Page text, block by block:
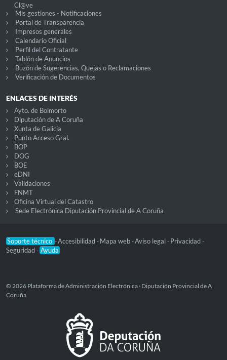
Cl@ve
Mis gestiones - Notificaciones
Portal de Transparencia
Impresos generales
Calendario Oficial
Perfil del Contratante
Tablón de Anuncios
Buzón de Sugerencias, Quejas o Reclamaciones
Verificación de Documentos
ENLACES DE INTERÉS
Ayto. de Boimorto
Diputación de A Coruña
Xunta de Galicia
Punto Acceso Gral.
BOP
DOG
BOE
eDNI
Validaciones
FNMT
Oficina Virtual del Catastro
Sede Electrónica Diputación Provincial de A Coruña
Soporte técnico -Accesibilidad - Mapa web -Aviso legal - Privacidad -
Seguridad - Ayuda
© 2026 Plataforma de Administración Electrónica · Diputación Provincial de A
Coruña